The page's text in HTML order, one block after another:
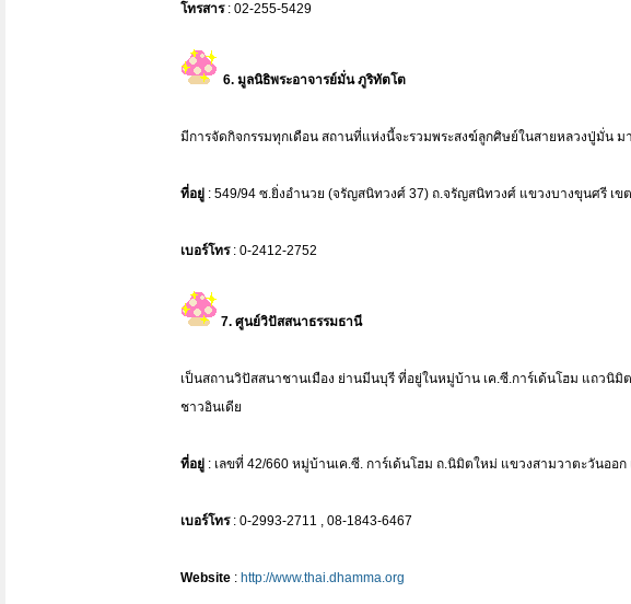
โทรสาร: 02-255-5429
6. มูลนิธิพระอาจารย์มั่น ภูริทัตโต
มีการจัดกิจกรรมทุกเดือน สถานที่แห่งนี้จะรวมพระสงฆ์ลูกศิษย์ในสายหลวงปู่มั่น
ที่อยู่ : 549/94 ซ.ยิ่งอำนวย (จรัญสนิทวงศ์ 37) ถ.จรัญสนิทวงศ์ แขวงบางขุนศรี เข
เบอร์โทร: 0-2412-2752
7. ศูนย์วิปัสสนาธรรมธานี
เป็นสถานวิปัสสนาชานเมือง ย่านมีนบุรี ที่อยู่ในหมู่บ้าน เค.ซี.การ์เด้นโฮม แถว
ชาวอินเดีย
ที่อยู่ : เลขที่ 42/660 หมู่บ้านเค.ซี. การ์เด้นโฮม ถ.นิมิตใหม่ แขวงสามวาตะวันออ
เบอร์โทร: 0-2993-2711 , 08-1843-6467
Website : http://www.thai.dhamma.org